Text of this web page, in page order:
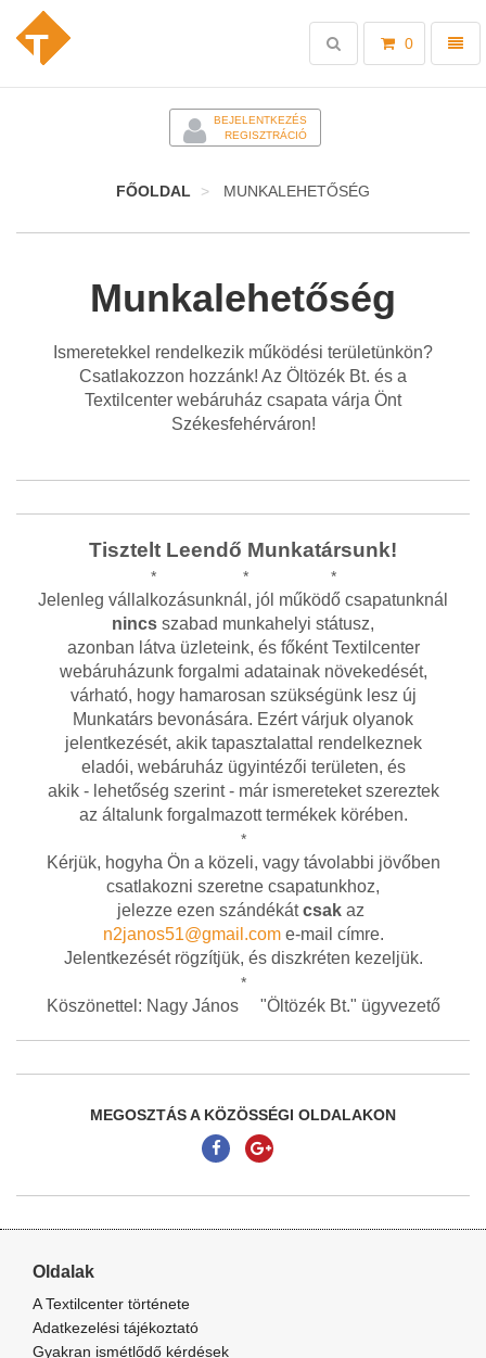
Toggle
0
Toggle
search
BEJELENTKEZÉS
REGISZTRÁCIÓ
FŐOLDAL MUNKALEHETŐSÉG
Munkalehetőség
Ismeretekkel rendelkezik működési területünkön?
Csatlakozzon hozzánk! Az Öltözék Bt. és a
Textilcenter webáruház csapata várja Önt
Székesfehérváron!
Tisztelt Leendő Munkatársunk!
* * *
Jelenleg vállalkozásunknál, jól működő csapatunknál
nincs szabad munkahelyi státusz,
azonban látva üzleteink, és főként Textilcenter
webáruházunk forgalmi adatainak növekedését,
várható, hogy hamarosan szükségünk lesz új
Munkatárs bevonására. Ezért várjuk olyanok
jelentkezését, akik tapasztalattal rendelkeznek
eladói, webáruház ügyintézői területen, és
akik - lehetőség szerint - már ismereteketszereztek
az általunk forgalmazott termékek körében.
*
Kérjük, hogyha Ön a közeli, vagy távolabbi jövőben
csatlakozni szeretne csapatunkhoz,
jelezze ezen szándékátcsak az
n2janos51@gmail.come-mail címre.
Jelentkezését rögzítjük, és diszkréten kezeljük.
*
Köszönettel: Nagy János "Öltözék Bt." ügyvezető
MEGOSZTÁS A KÖZÖSSÉGI OLDALAKON
Oldalak
A Textilcenter története
Adatkezelési tájékoztató
Gyakran ismétlődő kérdések